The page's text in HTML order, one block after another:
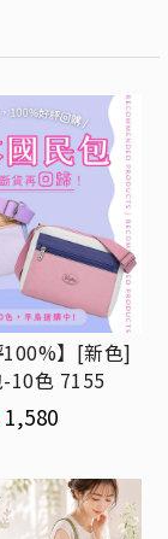
100%】[新色]
10色 7155
1,580